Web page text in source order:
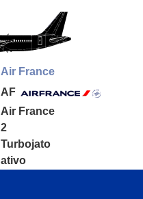
Air France
AF
Air France
2
Turbojato
ativo